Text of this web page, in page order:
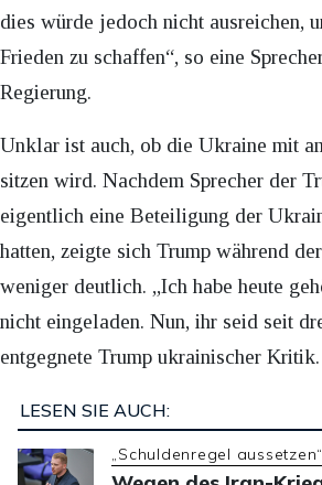
dies würde jedoch nicht ausreichen,
Frieden zu schaffen“, so eine
Regierung.
Unklar ist auch, ob die Ukraine mit
sitzen wird. Nachdem Sprecher der
eigentlich eine Beteiligung der
hatten, zeigte sich Trump während
weniger deutlich. „Ich habe heute
nicht eingeladen. Nun, ihr seid seit
entgegnete Trump ukrainischer Kritik.
LESEN SIE AUCH:
„Schuldenregel aussetzen“